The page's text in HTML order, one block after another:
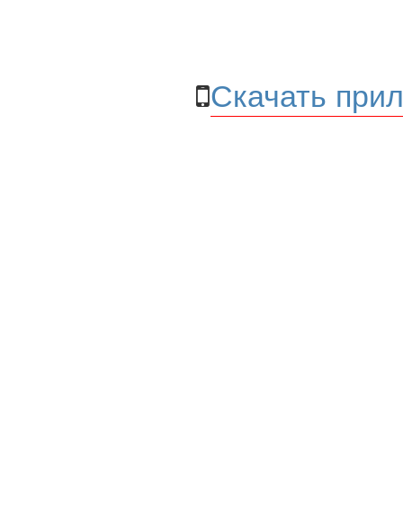
Скачать